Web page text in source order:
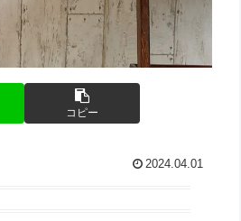
コピー
2024.04.01